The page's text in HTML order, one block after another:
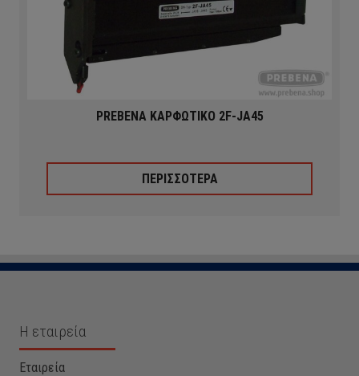
PREBENA ΚΑΡΦΩΤΙΚΟ 2F-JA45
ΠΕΡΙΣΣΟΤΕΡΑ
Η εταιρεία
Εταιρεία